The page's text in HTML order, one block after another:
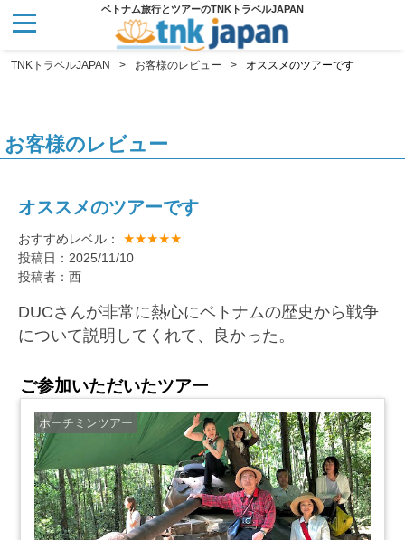
ベトナム旅行とツアーのTNKトラベルJAPAN
TNKトラベルJAPAN お客様のレビュー オススメのツアーです
お客様のレビュー
オススメのツアーです
おすすめレベル： ★★★★★
投稿日：2025/11/10
投稿者：西
DUCさんが非常に熱心にベトナムの歴史から戦争
について説明してくれて、良かった。
ご参加いただいたツアー
ホーチミンツアー